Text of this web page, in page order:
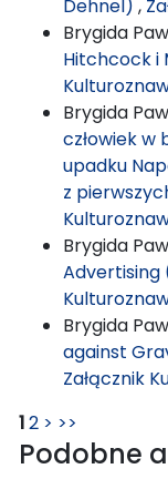
Dehnel) ,
Brygida
Hitchcock i
Brygida
człowiek w
upadku
z
Brygida
Advertising
Brygida
against
Załącznik
12 > >>
Podobne